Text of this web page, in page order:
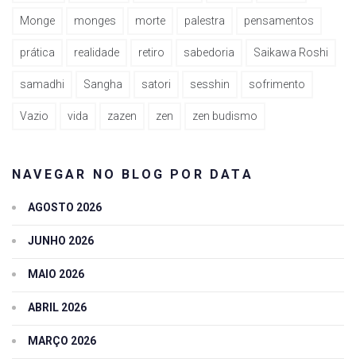
Monge monges morte palestra pensamentos
prática realidade retiro sabedoria Saikawa Roshi
samadhi Sangha satori sesshin sofrimento
Vazio vida zazen zen zen budismo
NAVEGAR NO BLOG POR DATA
AGOSTO 2026
JUNHO 2026
MAIO 2026
ABRIL 2026
MARÇO 2026